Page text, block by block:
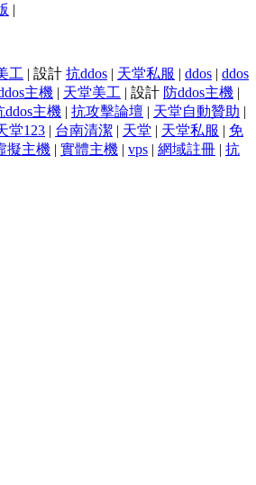
|
工 | 設計 抗ddos | 天堂私服 | ddos | ddos
主機 | 天堂美工 | 設計 防ddos主機 |
ddos主機 | 抗攻擊論壇 | 天堂自動贊助 |
堂123 | 台南清潔 | 天堂 | 天堂私服 | 免
擬主機 | 實體主機 | vps | 網域註冊 | 抗